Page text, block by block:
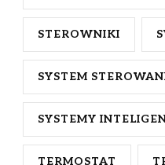
STEROWNIKI
SYSTEM
SYSTEMY
TERMOSTAT